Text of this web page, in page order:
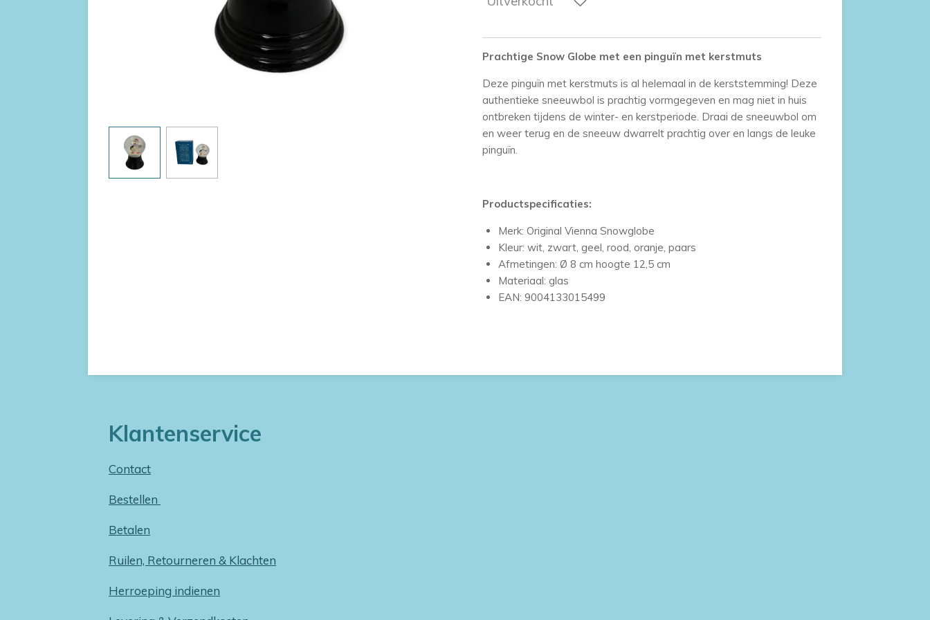
Prachtige Snow Globe met een pinguïn met kerstmuts
Deze pinguïn met kerstmuts is al helemaal in de kerststemming! Deze
authentieke sneeuwbol is prachtig vormgegeven en mag niet in huis
ontbreken tijdens de winter- en kerstperiode. Draai de sneeuwbol om
en weer terug en de sneeuw dwarrelt prachtig over en langs de leuke
pinguïn.
Productspecificaties:
Merk: Original Vienna Snowglobe
Kleur: wit, zwart, geel, rood, oranje, paars
Afmetingen: Ø 8 cm hoogte 12,5 cm
Materiaal: glas
EAN: 9004133015499
Klantenservice
Contact
Bestellen
Betalen
Ruilen, Retourneren & Klachten
Herroeping indienen